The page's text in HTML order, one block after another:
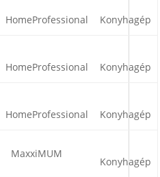
HomeProfessional Konyhagép
HomeProfessional Konyhagép
HomeProfessional Konyhagép
MaxxiMUM
Konyhagép